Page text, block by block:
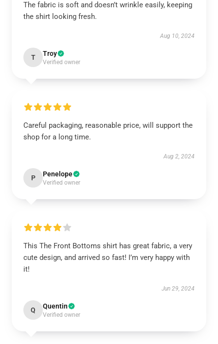
The fabric is soft and doesn’t wrinkle easily, keeping
the shirt looking fresh.
Aug 10, 2024
T Troy
Verified owner
Careful packaging, reasonable price, will support the
shop for a long time.
Aug 2, 2024
P Penelope
Verified owner
This The Front Bottoms shirt has great fabric, a very
cute design, and arrived so fast! I’m very happy with
it!
Jun 29, 2024
Q Quentin
Verified owner